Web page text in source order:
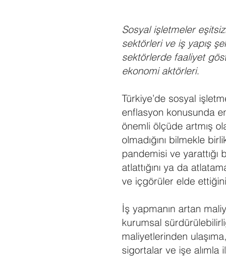
Sosyal işletmeler
sektörleri ve iş yapış
sektörlerde faaliyet
ekonomi aktörleri.
Türkiye’de sosyal
enflasyon konusunda
önemli ölçüde artmış
olmadığını bilmekle
pandemisi ve
atlattığını ya da
ve içgörüler elde
İş yapmanın artan
kurumsal
maliyetlerinden
sigortalar ve işe alımla